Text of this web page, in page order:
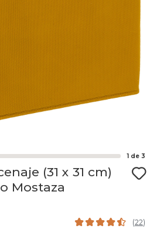
1 de 3
(31 x 31 cm)
Mostaza
(22)